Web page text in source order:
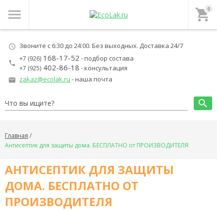
menu local_grocery_store0
schedule Звоните с 6:30 до 24:00. Без выходных. Доставка 24/7
local_phone
+7 (926) 168-17-52 - подбор состава
+7 (925) 402-86-18 - консультация
local_post_office zakaz@ecolak.ru - наша почта
search
Главная
Антисептик для защиты дома. БЕСПЛАТНО от ПРОИЗВОДИТЕЛЯ
АНТИСЕПТИК ДЛЯ ЗАЩИТЫ
ДОМА. БЕСПЛАТНО ОТ
ПРОИЗВОДИТЕЛЯ